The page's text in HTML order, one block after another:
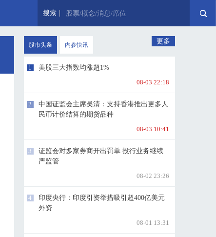
搜索 股票/概念/消息/席位
股市头条 内参快讯 更多
1
美股三大指数均涨超1%
08-03 22:18
2
中国证监会主席吴清：支持香港推出更多人
民币计价结算的期货品种
08-03 10:41
3
证监会对多家券商开出罚单 投行业务继续
严监管
08-02 23:26
4
印度央行：印度引资举措吸引超400亿美元
外资
08-01 13:31